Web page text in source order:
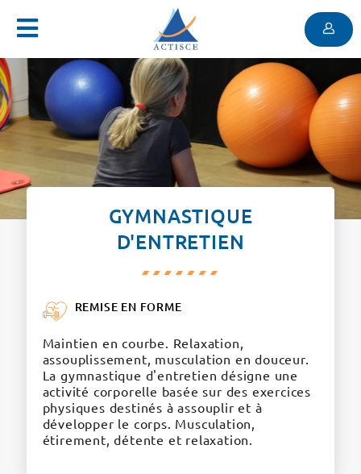
Menu
GYMNASTIQUE
D'ENTRETIEN
REMISE EN FORME
Maintien en courbe. Relaxation,
assouplissement, musculation en douceur.
La gymnastique d'entretien désigne une
activité corporelle basée sur des exercices
physiques destinés à assouplir et à
développer le corps. Musculation,
étirement, détente et relaxation.